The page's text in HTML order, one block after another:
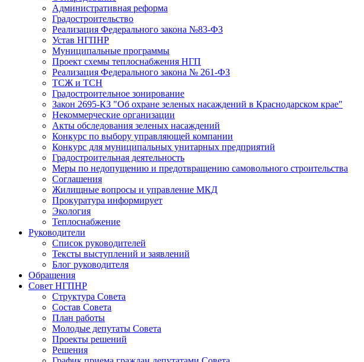
Административная реформа
Градостроительство
Реализация Федерального закона №83-ФЗ
Устав НГПНР
Муниципальные программы
Проект схемы теплоснабжения НГП
Реализация Федерального закона № 261-ФЗ
ТСЖ и ТСН
Градостроительное зонирование
Закон 2695-КЗ "Об охране зеленых насаждений в Краснодарском крае"
Некоммерческие организации
Акты обследования зеленых насаждений
Конкурс по выбору управляющей компании
Конкурс для муниципальных унитарных предприятий
Градостроительная деятельность
Меры по недопущению и предотвращению самовольного строительства
Соглашения
Жилищные вопросы и управление МКД
Прокуратура информирует
Экология
Теплоснабжение
Руководители
Список руководителей
Тексты выступлений и заявлений
Блог руководителя
Обращения
Совет НГПНР
Структура Совета
Состав Совета
План работы
Молодые депутаты Совета
Проекты решений
Решения